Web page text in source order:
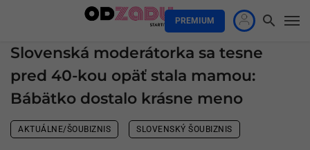
PREMIUM
Slovenská moderátorka sa tesne
pred 40-kou opäť stala mamou:
Bábätko dostalo krásne meno
AKTUÁLNE/ŠOUBIZNIS SLOVENSKÝ ŠOUBIZNIS